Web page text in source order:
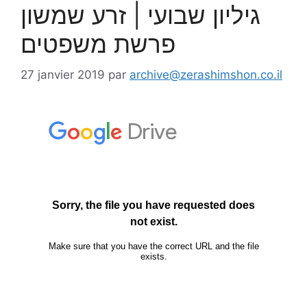
גיליון שבועי | זרע שמשון
פרשת משפטים
27 janvier 2019 par archive@zerashimshon.co.il